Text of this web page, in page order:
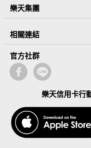
樂天集團
相關連結
官方社群
樂天信用卡行